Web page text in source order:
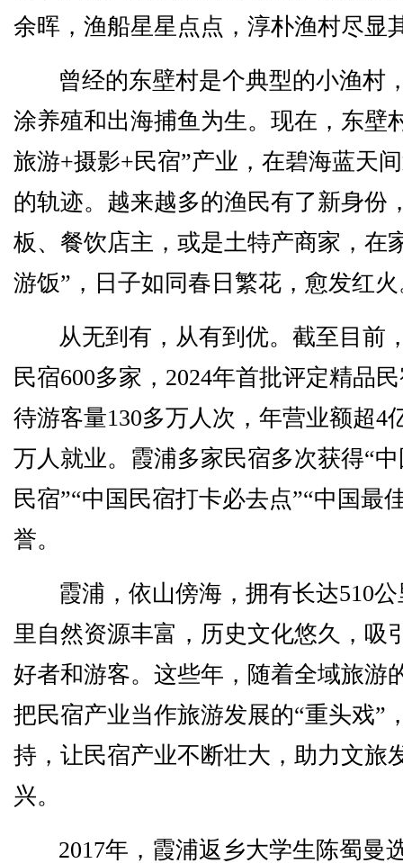
余晖，渔船星星点点，淳朴渔村尽显
曾经的东壁村是个典型的小渔村
涂养殖和出海捕鱼为生。现在，东壁
旅游+摄影+民宿”产业，在碧海蓝天
的轨迹。越来越多的渔民有了新身份
板、餐饮店主，或是土特产商家，在
游饭”，日子如同春日繁花，愈发红
从无到有，从有到优。截至目前
民宿600多家，2024年首批评定精品
待游客量130多万人次，年营业额超4
万人就业。霞浦多家民宿多次获得“
民宿”“中国民宿打卡必去点”“中国最
誉。
霞浦，依山傍海，拥有长达510
里自然资源丰富，历史文化悠久，吸
好者和游客。这些年，随着全域旅游
把民宿产业当作旅游发展的“重头戏”
持，让民宿产业不断壮大，助力文旅
兴。
2017年，霞浦返乡大学生陈蜀曼